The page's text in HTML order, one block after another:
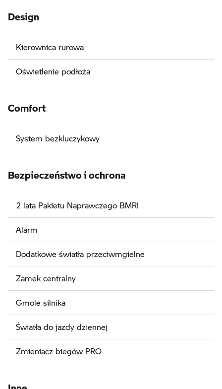
Design
Kierownica rurowa
Oświetlenie podłoża
Comfort
System bezkluczykowy
Bezpieczeństwo i ochrona
2 lata Pakietu Naprawczego BMRI
Alarm
Dodatkowe światła przeciwmgielne
Zamek centralny
Gmole silnika
Światła do jazdy dziennej
Zmieniacz biegów PRO
Inne